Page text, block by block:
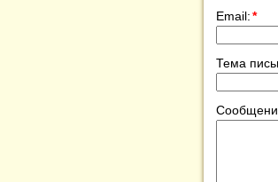
Email:*
Тема